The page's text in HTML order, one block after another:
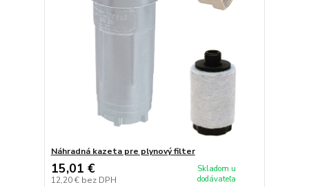
Náhradná kazeta pre plynový filter
15,01 €
12,20 € bez DPH
Skladom u
dodávateľa